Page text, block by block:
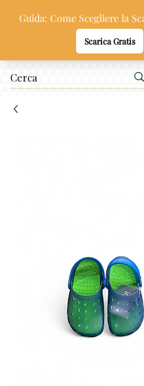
Oppi & Gi
SCARPE SANE PER BAMBINI